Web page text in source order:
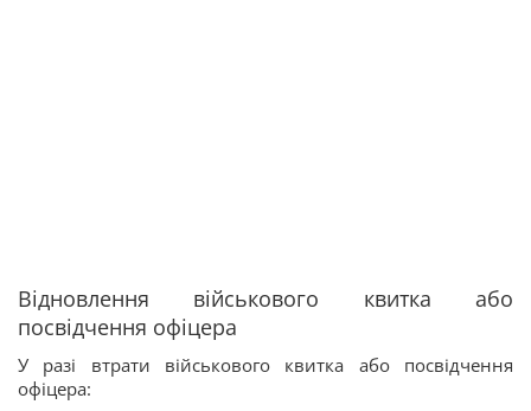
Відновлення військового квитка або
посвідчення офіцера
У разі втрати військового квитка або посвідчення
офіцера: